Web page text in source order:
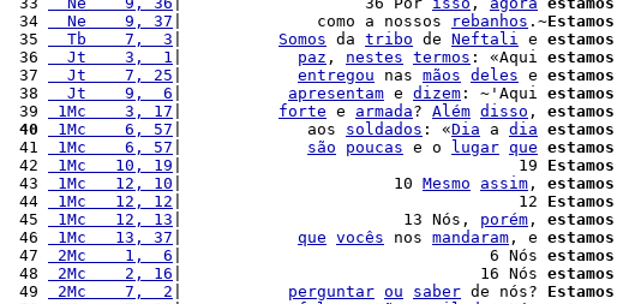
34
  Ne    9, 37
|              como a nossos rebanhos .~Estamos
35
  Tb    7,  3
Somos da tribo de Neftali e estamos
36
  Jt    3,  1
paz , nestes termos : «Aqui estamos
37
  Jt    7, 25
entregou nas mãos deles e estamos
38
  Jt    9,  6
apresentam e dizem : ~'Aqui estamos
39
1Mc    3, 17 forte e armada? Além disso , estamos
40
1Mc    6, 57 |             aos soldados : «Dia a dia estamos
41
1Mc    6, 57 são poucas e o lugar que estamos
42
1Mc   10, 19 |                                   19 Estamos
43
1Mc   12, 10 |                      10 Mesmo assim , estamos
44
1Mc   12, 12 |                                   12 Estamos
45
1Mc   12, 13 |                       13 Nós, porém , estamos
46
1Mc   13, 37 que vocês nos mandaram , e estamos
47
2Mc    1,  6 |                                6 Nós estamos
48
2Mc    2, 16 |                               16 Nós estamos
49
2Mc    7,  2 perguntar ou saber de nós? Estamos